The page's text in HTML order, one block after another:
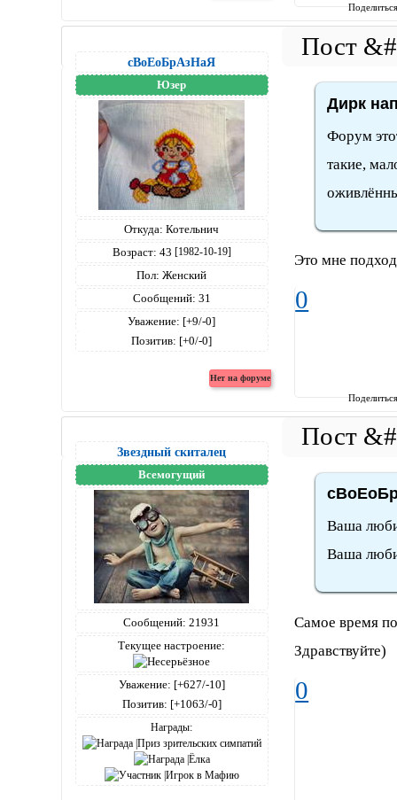
сВоЕоБрАзНаЯ
Юзер
Откуда: Котельнич
Возраст: 43 [1982-10-19]
Пол: Женский
Сообщений: 31
Уважение: [+9/-0]
Позитив: [+0/-0]
Дирк
Форум
такие,
Это мне
0
Звездный скиталец
Всемогущий
Сообщений: 21931
Текущее настроение:
Уважение: [+627/-10]
Позитив: [+1063/-0]
Награды:
Ваша
Ваша
Самое время
Здравствуйте)
0